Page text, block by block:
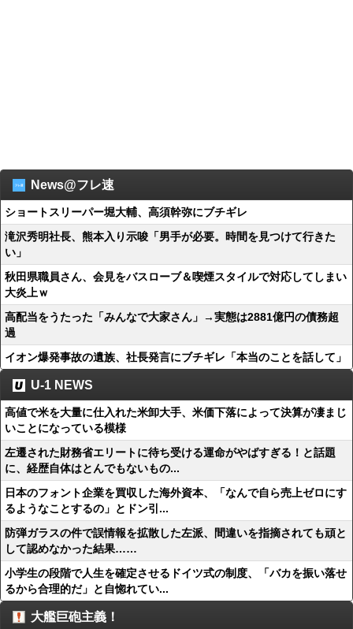
News@フレ速
ショートスリーパー堀大輔、高須幹弥にブチギレ
滝沢秀明社長、熊本入り示唆「男手が必要。時間を見つけて行きた
い」
秋田県職員さん、会見をバスローブ＆喫煙スタイルで対応してしまい
大炎上ｗ
高配当をうたった「みんなで大家さん」→実態は2881億円の債務超
過
イオン爆発事故の遺族、社長発言にブチギレ「本当のことを話して」
U-1 NEWS
高値で米を大量に仕入れた米卸大手、米価下落によって決算が凄まじ
いことになっている模様
左遷された財務省エリートに待ち受ける運命がやばすぎる！と話題
に、経歴自体はとんでもないもの...
日本のフォント企業を買収した海外資本、「なんで自ら売上ゼロにす
るようなことするの」とドン引...
防弾ガラスの件で誤情報を拡散した左派、間違いを指摘されても頑と
して認めなかった結果……
小学生の段階で人生を確定させるドイツ式の制度、「バカを振い落せ
るから合理的だ」と自惚れてい...
大艦巨砲主義！